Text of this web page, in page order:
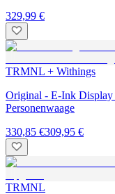
329,99 €
TRMNL + Withings
Original - E-Ink
Personenwaage
330,85 €309,95 €
TRMNL